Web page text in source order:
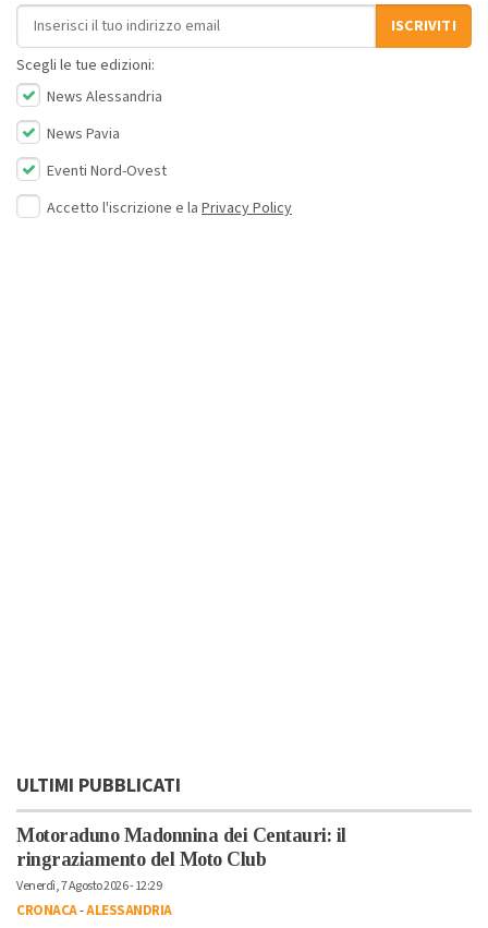
Indirizzo email
ISCRIVITI
Scegli le tue edizioni:
News Alessandria
News Pavia
Eventi Nord-Ovest
Accetto l'iscrizione e la Privacy Policy
ULTIMI PUBBLICATI
Motoraduno Madonnina dei Centauri: il
ringraziamento del Moto Club
Venerdì, 7 Agosto 2026 - 12:29
CRONACA-ALESSANDRIA